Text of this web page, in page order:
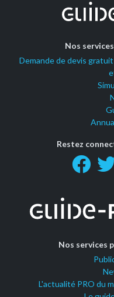
Nos
Demande de devis gratuit
Restez
Nos services
L'actualité PRO du